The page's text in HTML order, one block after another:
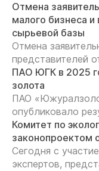
Отмена
малого бизнеса
сырьевой базы
Отмена
представителей
ПАО ЮГК в 2025
золота
ПАО
опубликовало
Комитет по
законопроектом
Сегодня с
экспертов,